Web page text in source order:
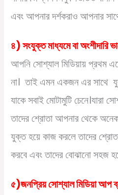
এবং আপনার দর্শকরাও আপনার
৪) সংযুক্ত মাধ্যমে বা অংশীদারি
আপনি সোশ্যাল মিডিয়ায় প্রথম
না। তাই এমন একজন এর সাথে
যাকে সবাই মোটামুটি চেনে।যারা
তাদের শ্রোতা আপনার থেকে অনেক
যুক্ত হয়ে কাজ করলে তাদের
করবে এবং তাদের বোঝানো সহজ
৫)জনপ্রিয় সোশ্যাল মিডিয়া আপ